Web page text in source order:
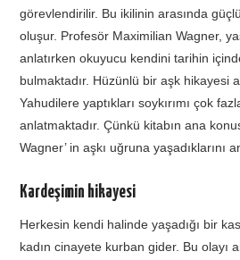
görevlendirilir. Bu ikilinin arasında
oluşur. Profesör Maximilian Wagner,
anlatırken okuyucu kendini tarihin
bulmaktadır. Hüzünlü bir aşk hikayesi
Yahudilere yaptıkları soykırımı çok
anlatmaktadır. Çünkü kitabın ana
Wagner’ in aşkı uğruna yaşadıklarını
Kardeşimin hikayesi
Herkesin kendi halinde yaşadığı bir
kadın cinayete kurban gider. Bu olayı